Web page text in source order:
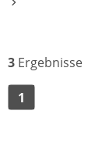
3 Ergebnisse
1